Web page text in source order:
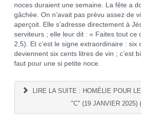
noces duraient une semaine. La fête a
gâchée. On n’avait pas prévu assez de
aperçoit. Elle s’adresse directement à
serviteurs ; elle leur dit : « Faites tout ce
2,5). Et c’est le signe extraordinaire : six
deviennent six cents litres de vin ; c’est
faut pour une si petite noce.
LIRE LA SUITE : HOMÉLIE POUR
"C" (19 JANVIER 2025)